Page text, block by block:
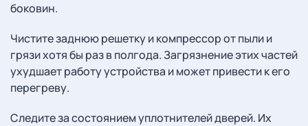
боковин.
Чистите заднюю решетку и компрессор от пыли и
грязи хотя бы раз в полгода. Загрязнение этих частей
ухудшает работу устройства и может привести к его
перегреву.
Следите за состоянием уплотнителей дверей. Их